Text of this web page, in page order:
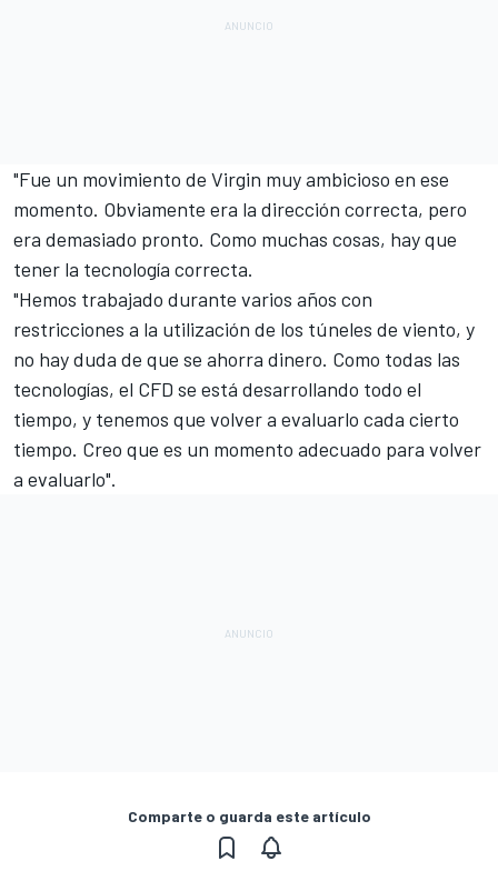
"Fue un movimiento de Virgin muy ambicioso en ese
momento. Obviamente era la dirección correcta, pero
era demasiado pronto. Como muchas cosas, hay que
tener la tecnología correcta.
"Hemos trabajado durante varios años con
restricciones a la utilización de los túneles de viento, y
no hay duda de que se ahorra dinero. Como todas las
tecnologías, el CFD se está desarrollando todo el
tiempo, y tenemos que volver a evaluarlo cada cierto
tiempo. Creo que es un momento adecuado para volver
a evaluarlo".
Comparte o guarda este artículo